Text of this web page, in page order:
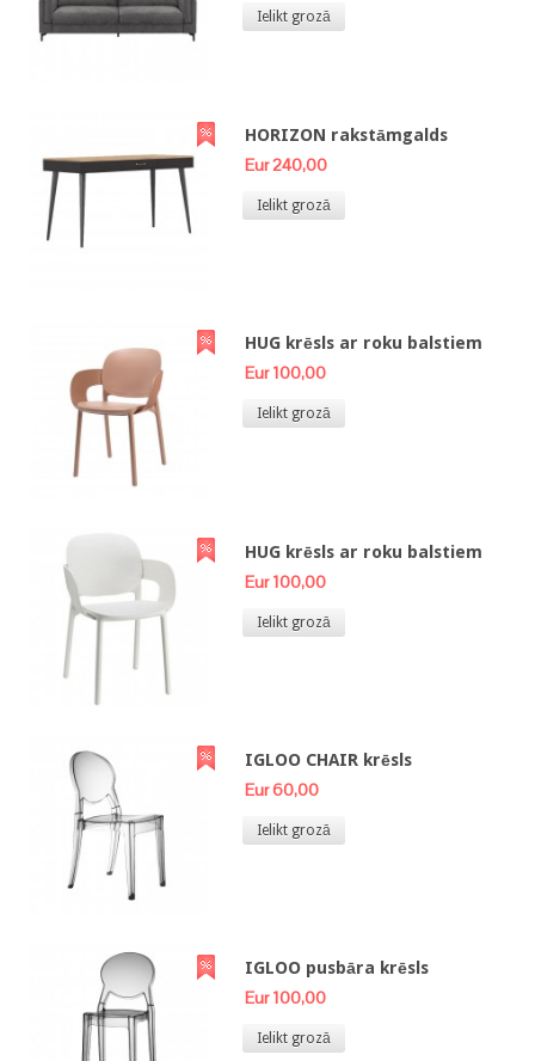
Ielikt grozā
HORIZON rakstāmgalds
Eur 240,00
Ielikt grozā
HUG krēsls ar roku balstiem
Eur 100,00
Ielikt grozā
HUG krēsls ar roku balstiem
Eur 100,00
Ielikt grozā
IGLOO CHAIR krēsls
Eur 60,00
Ielikt grozā
IGLOO pusbāra krēsls
Eur 100,00
Ielikt grozā